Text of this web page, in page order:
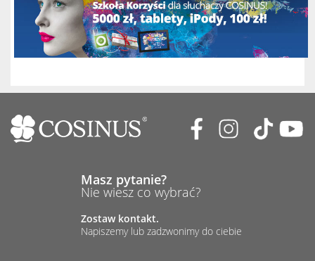
Masz pytanie?
Nie wiesz co wybrać?
Zostaw kontakt.
Napiszemy lub zadzwonimy do ciebie